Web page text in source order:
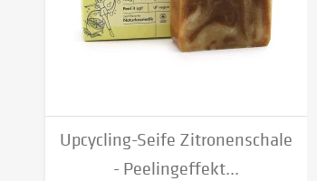
Upcycling-Seife Zitronenschale
- Peelingeffekt...